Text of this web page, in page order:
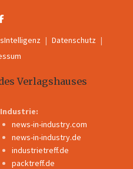
Datenschutz
Verlagshauses
Industrie:
news-in-industry.com
news-in-industry.de
industrietreff.de
packtreff.de